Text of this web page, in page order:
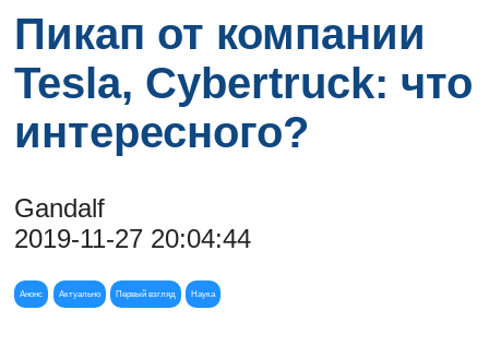
Пикап от компании
Tesla, Cybertruck: что
интересного?
Gandalf
2019-11-27 20:04:44
Анонс Актуально Первый взгляд Наука